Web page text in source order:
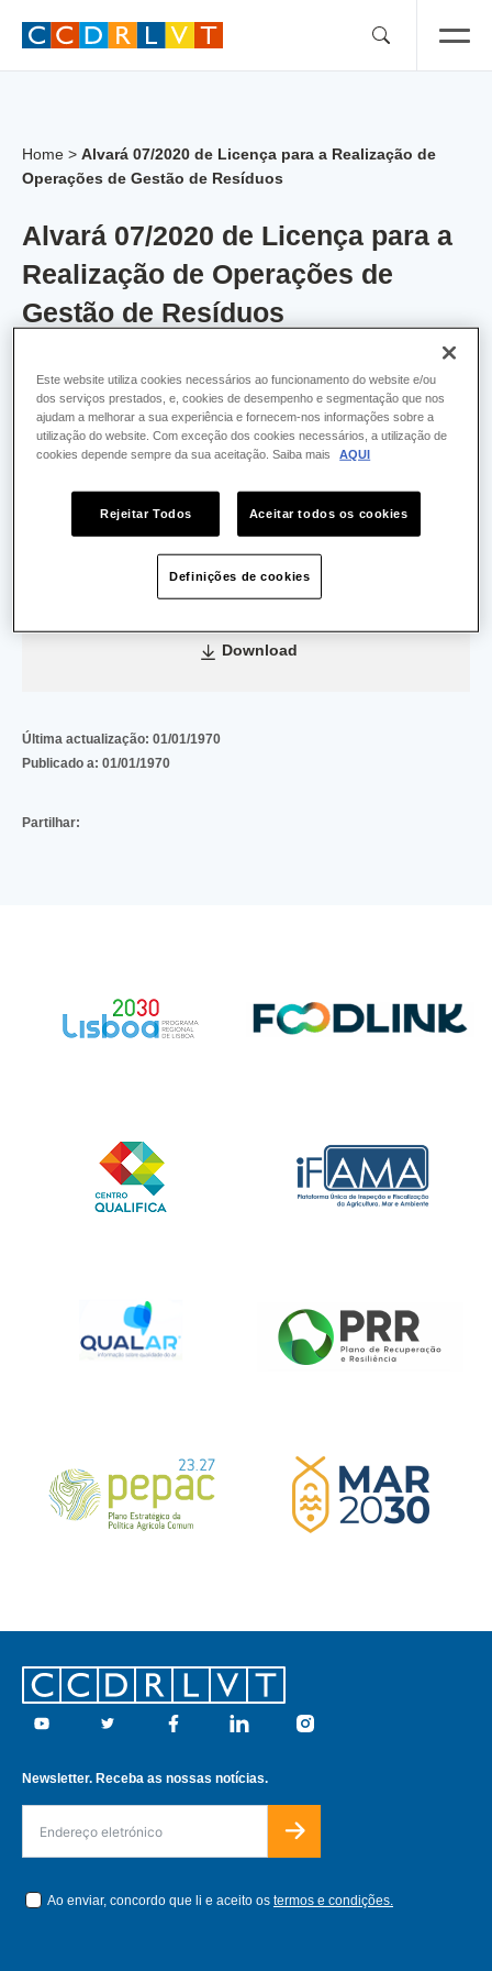
Home > Alvará 07/2020 de Licença para a Realização de
Operações de Gestão de Resíduos
Alvará 07/2020 de Licença para a
Realização de Operações de
Gestão de Resíduos
Empresa:Saica Natur Portugal, Lda
Concelho:Alcochete
Data de Emissão:04/03/2020
Data de Validade:27/02/2025
Download
Última actualização: 01/01/1970
Publicado a: 01/01/1970
Partilhar:
Footer
Youtube Twitter Facebook Linkedin Instagram
Newsletter. Receba as nossas notícias.
Ao enviar, concordo que li e aceito os termos e condições.
Este website utiliza cookies necessários ao funcionamento do website e/ou
dos serviços prestados, e, cookies de desempenho e segmentação que nos
ajudam a melhorar a sua experiência e fornecem-nos informações sobre a
utilização do website. Com exceção dos cookies necessários, a utilização de
cookies depende sempre da sua aceitação. Saiba mais
AQUI
Rejeitar Todos Aceitar todos os cookies
Definições de cookies